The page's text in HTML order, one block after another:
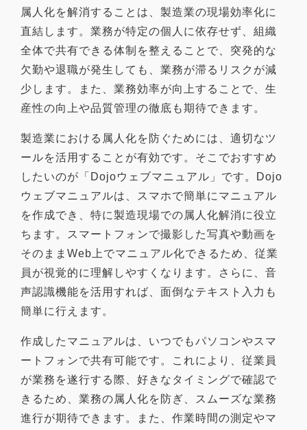
属人化を解消することは、製造業の現場効率化に
直結します。業務が特定の個人に依存せず、組織
全体で共有できる体制を整えることで、突発的な
欠勤や退職が発生しても、業務が滞るリスクが減
少します。また、業務効率が向上することで、生
産性の向上や品質管理の徹底も期待できます。
製造業における属人化を防ぐためには、適切なツ
ールを活用することが有効です。そこでおすすめ
したいのが「Dojoウェブマニュアル」です。Dojo
ウェブマニュアルは、スマホで簡単にマニュアル
を作成でき、特に製造現場での属人化解消に役立
ちます。スマートフォンで撮影した写真や動画を
そのままWeb上でマニュアル化できるため、従業
員が視覚的に理解しやすくなります。さらに、音
声認識機能を活用すれば、面倒なテキスト入力も
簡単に行えます。
作成したマニュアルは、いつでもパソコンやスマ
ートフォンで共有可能です。これにより、従業員
が業務を遂行する際、好きなタイミングで確認で
きるため、業務の属人化を防ぎ、スムーズな業務
進行が期待できます。また、作業時間の測定やマ